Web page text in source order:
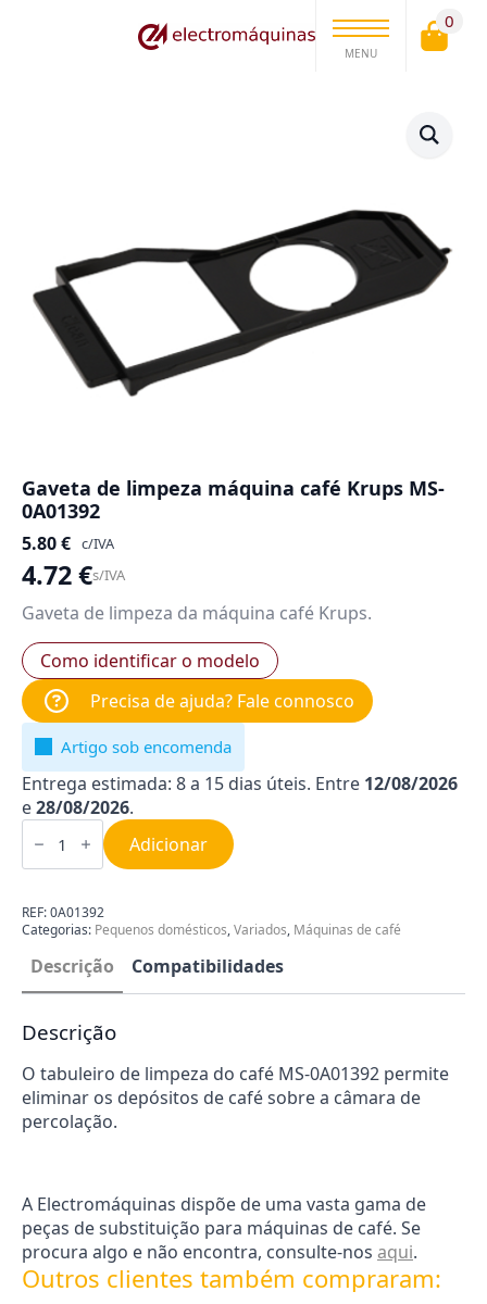
MENU
0
Gaveta de limpeza máquina café Krups MS-
0A01392
5.80€ c/IVA
4.72€s/IVA
Gaveta de limpeza da máquina café Krups.
Como identificar o modelo
Precisa de ajuda? Fale connosco
Artigo sob encomenda
Entrega estimada: 8 a 15 dias úteis. Entre 12/08/2026
e28/08/2026.
Quantidade
de
Gaveta
de
máquina
café
Krups
MS-
0A01392
Adicionar
REF:0A01392
Categorias: Pequenos domésticos,Variados, Máquinas de café
Descrição Compatibilidades
Descrição
O tabuleiro de limpeza do café MS-0A01392 permite
eliminar os depósitos de café sobre a câmara de
percolação.
A Electromáquinas dispõe de uma vasta gama de
peças de substituição para máquinas de café. Se
procura algo e não encontra, consulte-nos aqui.
Outros clientes também compraram: